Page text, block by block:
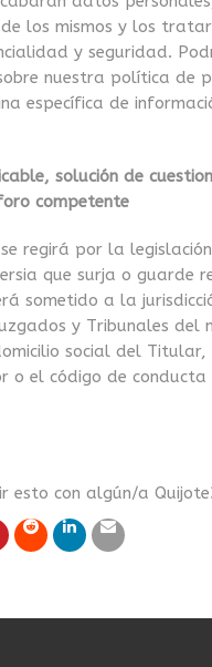
los mismos y los
y seguridad.
nuestra política de
específica de
solución de
competente
regirá por la
que surja o guarde
sometido a la
y Tribunales del
social del
o el código de conducta
esto con algún/a